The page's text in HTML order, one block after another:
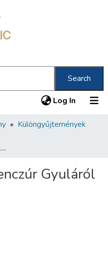
Search
Log In (current)
Különgyűjtemények
Mozaik-portré Benczúr Gyuláról és feleségéről
Gyuláról